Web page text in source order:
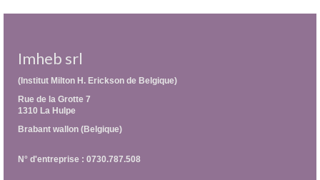
Imheb srl
(Institut Milton H. Erickson de Belgique)
Rue de la Grotte 7
1310 La Hulpe
Brabant wallon (Belgique)
N° d'entreprise : 0730.787.508